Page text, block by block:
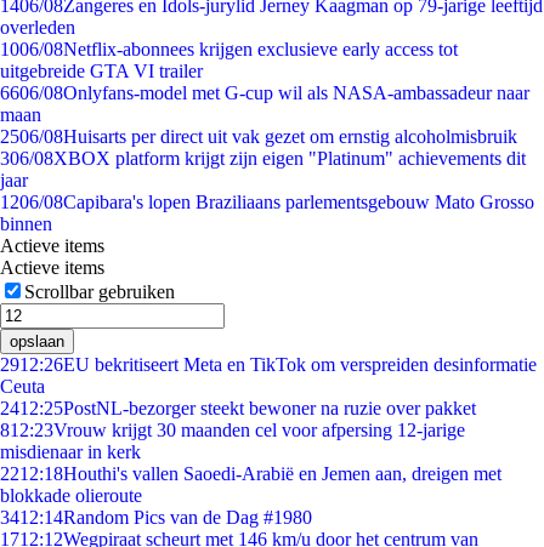
1406/08Zangeres en Idols-jurylid Jerney Kaagman op 79-jarige leeftijd
overleden
1006/08Netflix-abonnees krijgen exclusieve early access tot
uitgebreide GTA VI trailer
6606/08Onlyfans-model met G-cup wil als NASA-ambassadeur naar
maan
2506/08Huisarts per direct uit vak gezet om ernstig alcoholmisbruik
306/08XBOX platform krijgt zijn eigen "Platinum" achievements dit
jaar
1206/08Capibara's lopen Braziliaans parlementsgebouw Mato Grosso
binnen
Actieve items
Actieve items
Scrollbar gebruiken
opslaan
2912:26EU bekritiseert Meta en TikTok om verspreiden desinformatie
Ceuta
2412:25PostNL-bezorger steekt bewoner na ruzie over pakket
812:23Vrouw krijgt 30 maanden cel voor afpersing 12-jarige
misdienaar in kerk
2212:18Houthi's vallen Saoedi-Arabië en Jemen aan, dreigen met
blokkade olieroute
3412:14Random Pics van de Dag #1980
1712:12Wegpiraat scheurt met 146 km/u door het centrum van